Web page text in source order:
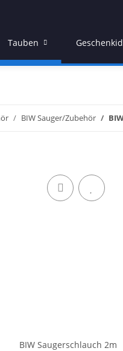
Tauben
BIW Sauger/Zubehör